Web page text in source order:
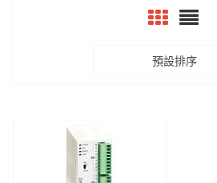
預設排序